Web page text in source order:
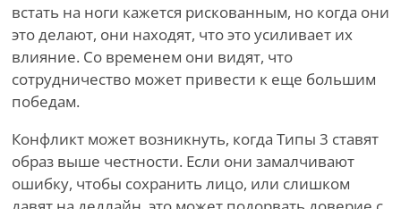
встать на ноги кажется рискованным, но когда они
это делают, они находят, что это усиливает их
влияние. Со временем они видят, что
сотрудничество может привести к еще большим
победам.
Конфликт может возникнуть, когда Типы 3 ставят
образ выше честности. Если они замалчивают
ошибку, чтобы сохранить лицо, или слишком